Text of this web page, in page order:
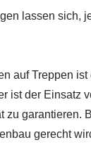
lassen sich,
auf Treppen
ist der Einsatz
zu
gerecht